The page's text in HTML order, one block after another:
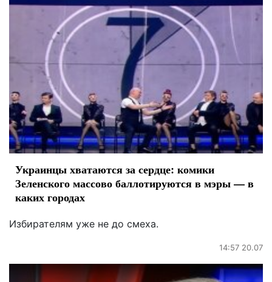
Украинцы хватаются за сердце: комики
Зеленского массово баллотируются в мэры — в
каких городах
Избирателям уже не до смеха.
14:57 20.07